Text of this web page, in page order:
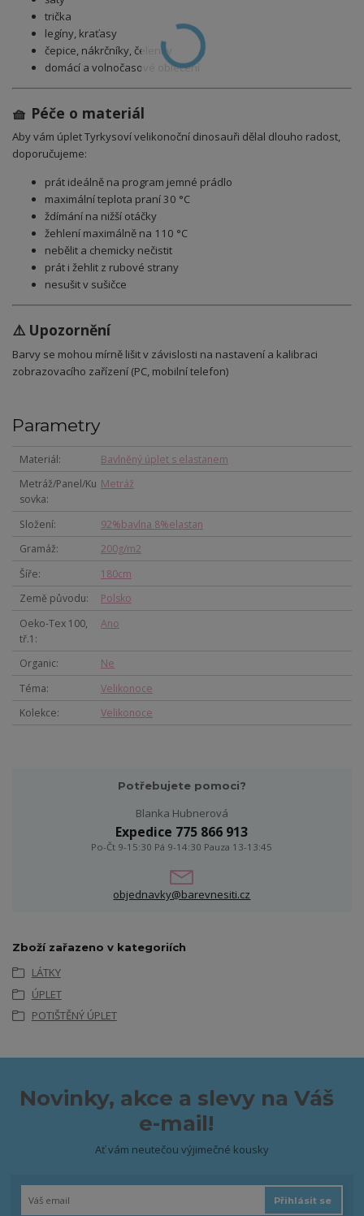
trička
legíny, kraťasy
čepice, nákrčníky, čelenky
domácí a volnočasové oblečení
🧺 Péče o materiál
Aby vám úplet Tyrkysoví velikonoční dinosauři dělal dlouho radost,
doporučujeme:
prát ideálně na program jemné prádlo
maximální teplota praní 30 °C
ždímání na nižší otáčky
žehlení maximálně na 110 °C
nebělit a chemicky nečistit
prát i žehlit z rubové strany
nesušit v sušičce
⚠️ Upozornění
Barvy se mohou mírně lišit v závislosti na nastavení a kalibraci
zobrazovacího zařízení (PC, mobilní telefon)
Parametry
Materiál
Bavlněný úplet s elastanem
Metráž/Panel/Ku
sovka
Metráž
Složení
92%bavlna 8%elastan
Gramáž
200g/m2
Šíře
180cm
Země původu
Polsko
Oeko-Tex 100,
tř.1
Ano
Organic
Ne
Téma
Velikonoce
Kolekce
Velikonoce
Potřebujete pomoci?
Blanka Hubnerová
Expedice 775 866 913
Po-Čt 9-15:30 Pá 9-14:30 Pauza 13-13:45
objednavky@barevnesiti.cz
Zboží zařazeno v kategoriích
LÁTKY
ÚPLET
POTIŠTĚNÝ ÚPLET
Novinky, akce a slevy na Váš
e-mail!
Ať vám neutečou výjimečné kousky
Přihlásit se